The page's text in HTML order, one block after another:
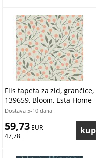
Flis tapeta za zid, grančice,
139659, Bloom, Esta Home
Dostava 5-10 dana
59,73 EUR
47,78